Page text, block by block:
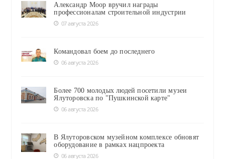
Александр Моор вручил награды
профессионалам строительной индустрии
07 августа 2026
Командовал боем до последнего
06 августа 2026
Более 700 молодых людей посетили музеи
Ялуторовска по "Пушкинской карте"
06 августа 2026
В Ялуторовском музейном комплексе обновят
оборудование в рамках нацпроекта
06 августа 2026